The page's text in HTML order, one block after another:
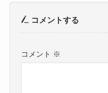
コメントする
コメント ※